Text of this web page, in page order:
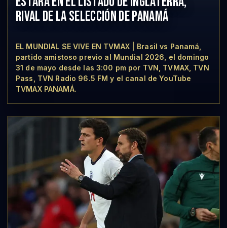
RIVAL DE LA SELECCIÓN DE PANAMÁ
EL MUNDIAL SE VIVE EN TVMAX | Brasil vs Panamá,
partido amistoso previo al Mundial 2026, el domingo
31 de mayo desde las 3:00 pm por TVN, TVMAX, TVN
Pass, TVN Radio 96.5 FM y el canal de YouTube
TVMAX PANAMÁ.